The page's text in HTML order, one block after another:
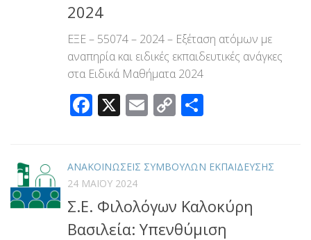
2024
ΕΞΕ – 55074 – 2024 – Εξέταση ατόμων με
αναπηρία και ειδικές εκπαιδευτικές ανάγκες
στα Ειδικά Μαθήματα 2024
Facebook
X Email
Copy
ΑΝΑΚΟΙΝΩΣΕΙΣ ΣΥΜΒΟΥΛΩΝ ΕΚΠΑΙΔΕΥΣΗΣ
24 ΜΑΪ́ΟΥ 2024
Σ.Ε. Φιλολόγων Καλοκύρη
Βασιλεία: Υπενθύμιση